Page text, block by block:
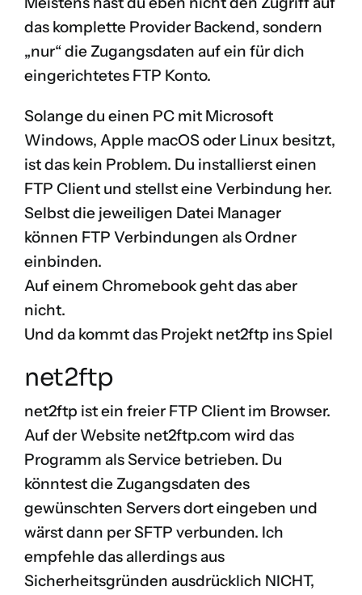
das komplette Provider Backend, sondern
„nur“ die Zugangsdaten auf ein für dich
eingerichtetes FTP Konto.
Solange du einen PC mit Microsoft
Windows, Apple macOS oder Linux besitzt,
ist das kein Problem. Du installierst einen
FTP Client und stellst eine Verbindung her.
Selbst die jeweiligen Datei Manager
können FTP Verbindungen als Ordner
einbinden.
Auf einem Chromebook geht das aber
nicht.
Und da kommt das Projekt net2ftp ins Spiel
net2ftp
net2ftp ist ein freier FTP Client im Browser.
Auf der Website net2ftp.com wird das
Programm als Service betrieben. Du
könntest die Zugangsdaten des
gewünschten Servers dort eingeben und
wärst dann per SFTP verbunden. Ich
empfehle das allerdings aus
Sicherheitsgründen ausdrücklich NICHT,